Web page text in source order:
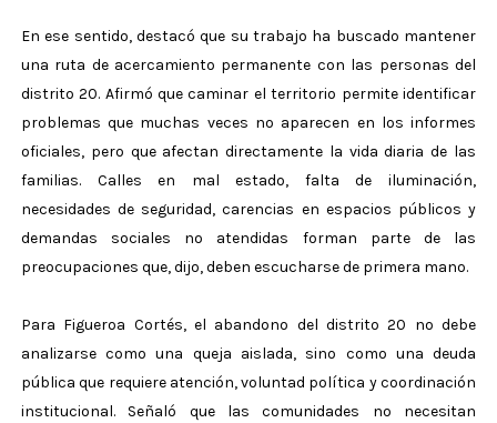
En ese sentido, destacó que su trabajo ha buscado mantener
una ruta de acercamiento permanente con las personas del
distrito 20. Afirmó que caminar el territorio permite identificar
problemas que muchas veces no aparecen en los informes
oficiales, pero que afectan directamente la vida diaria de las
familias. Calles en mal estado, falta de iluminación,
necesidades de seguridad, carencias en espacios públicos y
demandas sociales no atendidas forman parte de las
preocupaciones que, dijo, deben escucharse de primera mano.
Para Figueroa Cortés, el abandono del distrito 20 no debe
analizarse como una queja aislada, sino como una deuda
pública que requiere atención, voluntad política y coordinación
institucional. Señaló que las comunidades no necesitan